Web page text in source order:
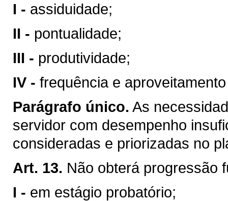
I - assiduidade;
II - pontualidade;
III - produtividade;
IV - frequência e
Parágrafo único. As
servidor com desempenho
consideradas e priorizadas no
Art. 13. Não obterá progressão
I - em estágio probatório;